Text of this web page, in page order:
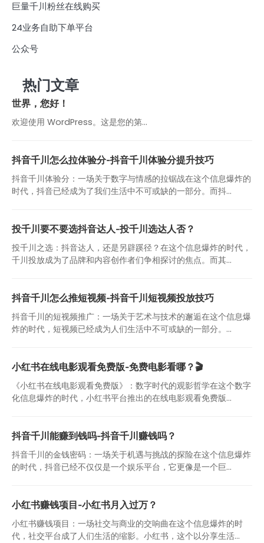
巨量千川粉丝在线购买
24业务自助下单平台
公众号
热门文章
世界，您好！
欢迎使用 WordPress。这是您的第…
抖音千川怎么拉体验分-抖音千川体验分提升技巧
抖音千川体验分：一场关于数字与情感的拉锯战在这个信息爆炸的
时代，抖音已经成为了我们生活中不可或缺的一部分。而抖...
投千川要不要选抖音达人-投千川选达人否？
投千川之选：抖音达人，还是另辟蹊径？在这个信息爆炸的时代，
千川投放成为了品牌和内容创作者们争相探讨的焦点。而其...
抖音千川怎么推短视频-抖音千川短视频投放技巧
抖音千川的短视频推广：一场关于艺术与技术的邂逅在这个信息爆
炸的时代，短视频已经成为人们生活中不可或缺的一部分。...
小红书在线电影观看免费版-免费电影看哪？🎬
《小红书在线电影观看免费版》：数字时代的观影哲学在这个数字
化信息爆炸的时代，小红书平台推出的在线电影观看免费版...
抖音千川能赚到钱吗-抖音千川赚钱吗？
抖音千川的金钱密码：一场关于机遇与挑战的探险在这个信息爆炸
的时代，抖音已经不仅仅是一个娱乐平台，它更像是一个巨...
小红书赚钱项目-小红书月入过万？
小红书赚钱项目：一场社交与商业的交响曲在这个信息爆炸的时
代，社交平台成了人们生活的缩影。小红书，这个以分享生活...